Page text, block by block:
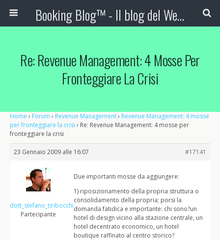
Booking Blog™ - Il blog del Web Marketing Turistico
Re: Revenue Management: 4 Mosse Per
Fronteggiare La Crisi
Home › Forum › Revenue Management› Revenue Management: 4 mosse
per fronteggiare la crisi › Re: Revenue Management: 4 mosse per
fronteggiare la crisi
23 Gennaio 2009 alle 16:07 #17141
dott_stefano_tiribocchi
Partecipante
Due importanti mosse da aggiungere:
1) riposizionamento della propria struttura o
consolidamento della propria; porsi la
domanda fatidica e importante: chi sono?un
hotel di design vicino alla stazione centrale, un
hotel decentrato economico, un hotel
boutique raffinato al centro storico?